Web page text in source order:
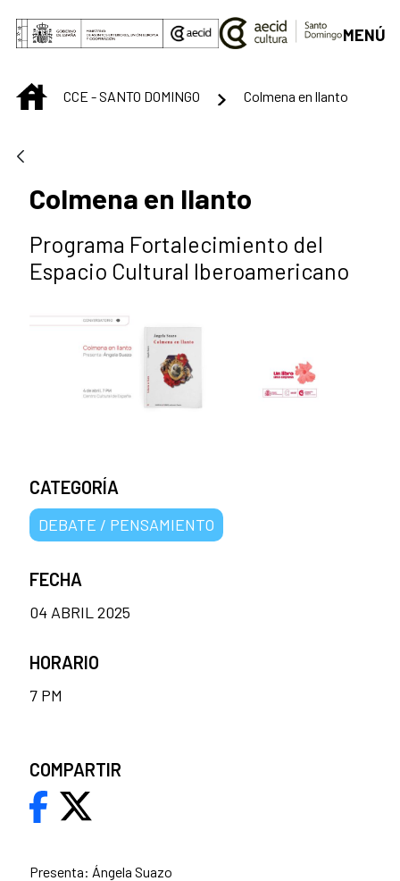
Saltar al contenido principal
MENÚ
INICIOCCE - SANTO DOMINGO Colmena en llanto
Colmena en llanto
Programa Fortalecimiento del
Espacio Cultural Iberoamericano
Presenta: Ángela Suazo
CATEGORÍA
DEBATE / PENSAMIENTO
FECHA
04 ABRIL 2025
HORARIO
7 PM
COMPARTIR